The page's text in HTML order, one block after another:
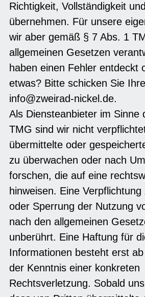
Richtigkeit, Vollständigkeit
übernehmen. Für unsere
wir aber gemäß § 7 Abs. 1
allgemeinen Gesetzen
haben einen Fehler entdeckt
etwas? Bitte schicken Sie
info@zweirad-nickel.de.
Als Diensteanbieter im Sinne
TMG sind wir nicht
übermittelte oder
zu überwachen oder nach
forschen, die auf eine
hinweisen. Eine
oder Sperrung der Nutzung
nach den allgemeinen
unberührt. Eine Haftung für
Informationen besteht erst
der Kenntnis einer konkreten
Rechtsverletzung. Sobald